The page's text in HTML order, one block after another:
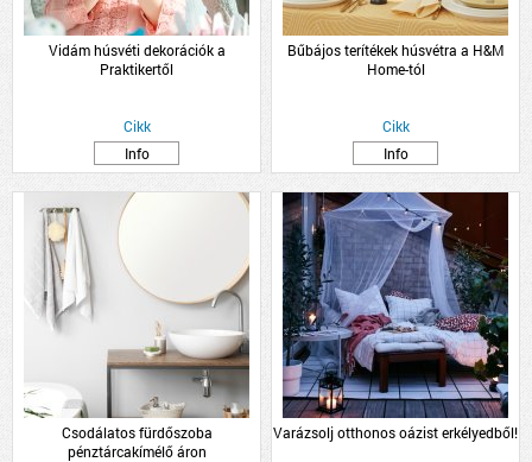
Vidám húsvéti dekorációk a
Praktikertől
Cikk
Info
Bűbájos terítékek húsvétra a H&M
Home-tól
Cikk
Info
Csodálatos fürdőszoba
pénztárcakímélő áron
Varázsolj otthonos oázist erkélyedből!